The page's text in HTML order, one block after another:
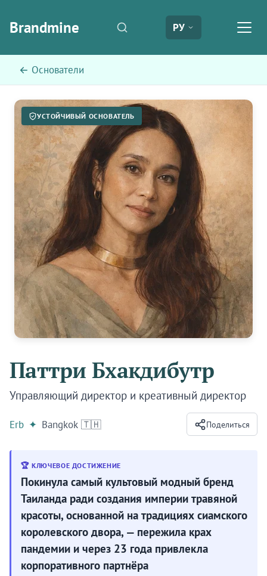
Brandmine РУ
← Основатели
УСТОЙЧИВЫЙ ОСНОВАТЕЛЬ
Паттри Бхакдибутр
Управляющий директор и креативный директор
Erb ✦ Bangkok 🇹🇭 Поделиться
🏆 КЛЮЧЕВОЕ ДОСТИЖЕНИЕ
Покинула самый культовый модный бренд
Таиланда ради создания империи травяной
красоты, основанной на традициях сиамского
королевского двора, — пережила крах
пандемии и через 23 года привлекла
корпоративного партнёра